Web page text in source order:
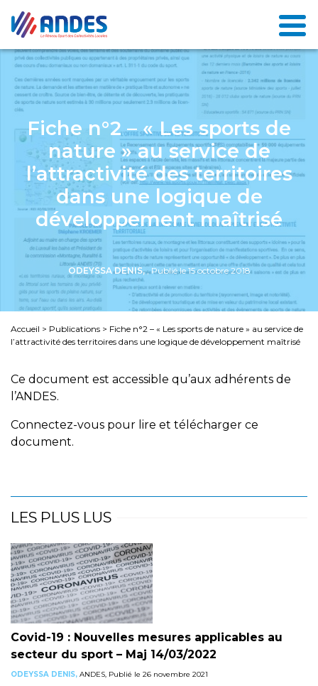
Fiche n°2 – « Les sports de
nature » au service de
l’attractivité des territoires
dans une logique de
développement maîtrisé
ODEYSSA DENIS,, Publié le 15 octobre 2018
Accueil > Publications > Fiche n°2 – « Les sports de nature » au service de
l’attractivité des territoires dans une logique de développement maîtrisé
Ce document est accessible qu’aux adhérents de
l’ANDES.
Connectez-vous pour lire et télécharger ce
document.
LES PLUS LUS
Covid-19 : Nouvelles mesures applicables au
secteur du sport – Maj 14/03/2022
ODEYSSA DENIS, ANDES, Publié le 26 novembre 2021